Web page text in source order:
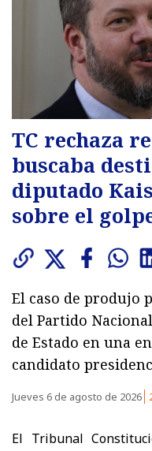
TC rechaza
buscaba
diputado
sobre el
El caso de produjo
del Partido
de Estado en una
candidato
Jueves 6 de agosto de 2026
El Tribunal